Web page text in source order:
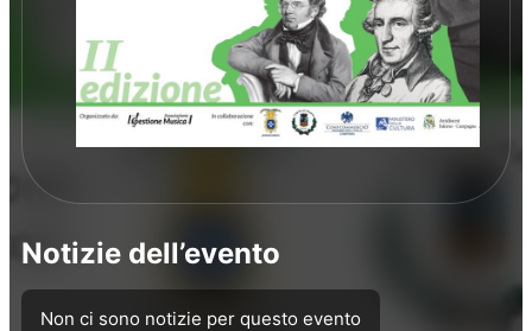
Notizie dell’evento
Non ci sono notizie per questo evento